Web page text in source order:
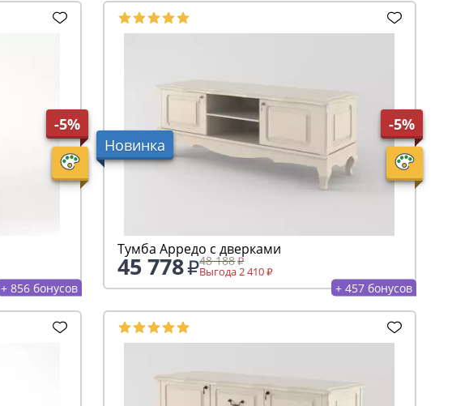
-5%
+ 856 бонусов
Новинка
-5%
Тумба Арредо с дверками
45 778 48 188
Выгода 2 410
+ 457 бонусов